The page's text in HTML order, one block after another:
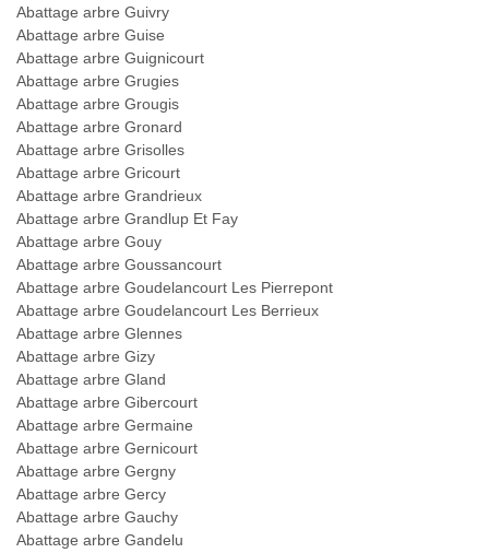
Abattage arbre Guivry
Abattage arbre Guise
Abattage arbre Guignicourt
Abattage arbre Grugies
Abattage arbre Grougis
Abattage arbre Gronard
Abattage arbre Grisolles
Abattage arbre Gricourt
Abattage arbre Grandrieux
Abattage arbre Grandlup Et Fay
Abattage arbre Gouy
Abattage arbre Goussancourt
Abattage arbre Goudelancourt Les Pierrepont
Abattage arbre Goudelancourt Les Berrieux
Abattage arbre Glennes
Abattage arbre Gizy
Abattage arbre Gland
Abattage arbre Gibercourt
Abattage arbre Germaine
Abattage arbre Gernicourt
Abattage arbre Gergny
Abattage arbre Gercy
Abattage arbre Gauchy
Abattage arbre Gandelu